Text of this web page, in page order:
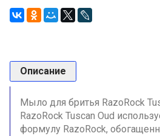
Описание
Мыло для бритья RazoRock
RazoRock Tuscan Oud
формулу RazoRock,